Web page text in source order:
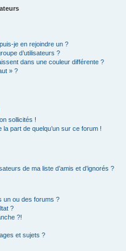
je en rejoindre un ?
d’utilisateurs ?
dans une couleur différente ?
» ?
sollicités !
part de quelqu’un sur ce forum !
de ma liste d’amis et d’ignorés ?
un ou des forums ?
?
?!
et sujets ?